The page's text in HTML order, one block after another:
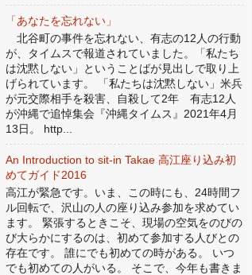
「あなたを忘れない」
北谷町の事件を忘れない、有志の12人の行動
が、タイムスで報道されていました。「私たち
は沈黙しない」ということばが見出しで取り上
げられています。 「私たちは沈黙しない」米兵
が元交際相手を殺害、自殺して2年 有志12人
が沖縄で追悼集会『沖縄タイムス』2021年4月
13日。 http...
An Introduction to sit-in Takae 高江座り込み初
めてガイド2016
高江が緊急です。いま、この時にも、24時間フ
ル回転で、沢山の人の座り込み参加を求めてい
ます。 緊張するときこそ、現場の空気をのびの
び大らかにするのは、初めて参加する人びとの
存在です。 誰にでも初めての時がある。 いつ
でも初めての人がいる。 そこで、今年も書きま